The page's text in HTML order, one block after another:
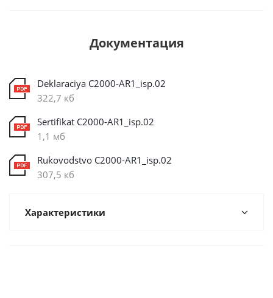
Документация
Deklaraciya C2000-AR1_isp.02
322,7 кб
Sertifikat C2000-AR1_isp.02
1,1 мб
Rukovodstvo C2000-AR1_isp.02
307,5 кб
Характеристики